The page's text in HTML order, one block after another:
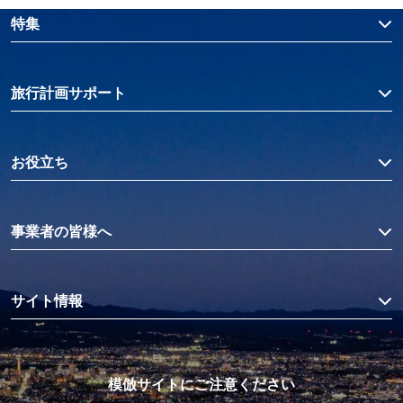
特集
旅行計画サポート
お役立ち
事業者の皆様へ
サイト情報
模倣サイトにご注意ください